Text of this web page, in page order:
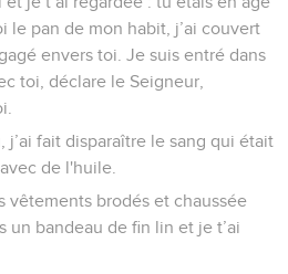
le pan de mon habit, j’ai couvert
envers toi. Je suis entré dans
toi, déclare le Seigneur,
j’ai fait disparaître le sang qui était
de l'huile.
vêtements brodés et chaussée
un bandeau de fin lin et je t’ai